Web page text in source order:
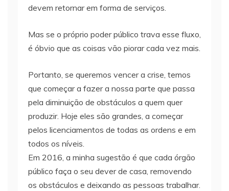
devem retornar em forma de serviços.
Mas se o próprio poder público trava esse fluxo,
é óbvio que as coisas vão piorar cada vez mais.
Portanto, se queremos vencer a crise, temos
que começar a fazer a nossa parte que passa
pela diminuição de obstáculos a quem quer
produzir. Hoje eles são grandes, a começar
pelos licenciamentos de todas as ordens e em
todos os níveis.
Em 2016, a minha sugestão é que cada órgão
público faça o seu dever de casa, removendo
os obstáculos e deixando as pessoas trabalhar.